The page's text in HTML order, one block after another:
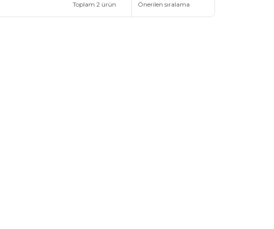
Toplam 2 ürün